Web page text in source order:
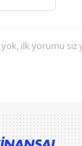
ilk yorumu siz